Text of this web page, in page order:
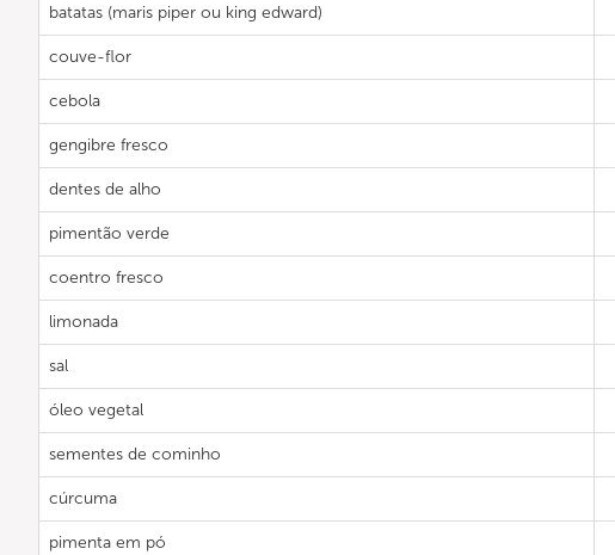
batatas (maris piper ou king edward)
couve-flor
cebola
gengibre fresco
dentes de alho
pimentão verde
coentro fresco
limonada
sal
óleo vegetal
sementes de cominho
cúrcuma
pimenta em pó